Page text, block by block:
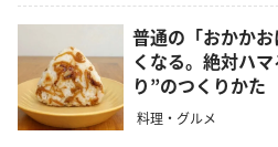
普通の「おかか
くなる。絶対ハ
り”のつくりかた
料理・グルメ